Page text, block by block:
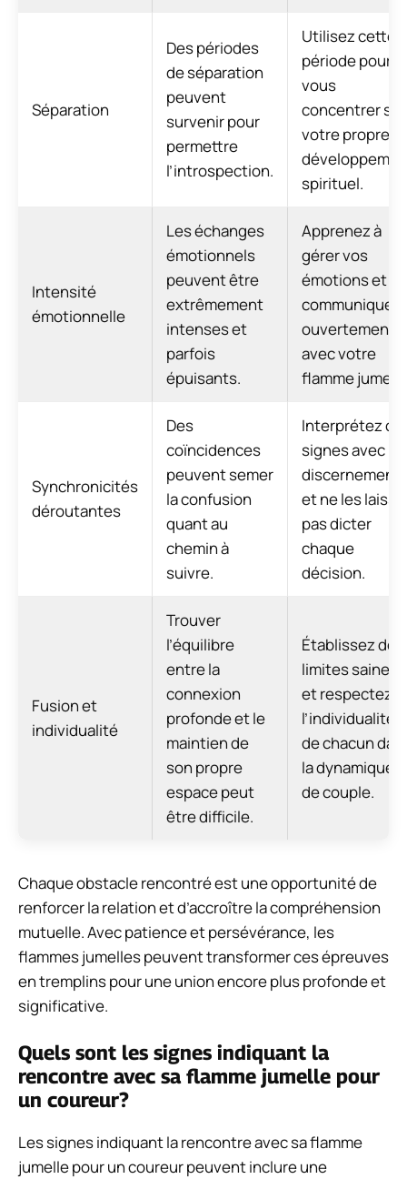
Séparation
Des périodes
de séparation
peuvent
survenir pour
permettre
l’introspection.
Utilisez cette
période pour
vous
concentrer sur
votre propre
spirituel.
Intensité
émotionnelle
Les échanges
émotionnels
peuvent être
extrêmement
intenses et
parfois
épuisants.
Apprenez à
gérer vos
émotions et
communiquez
ouvertement
avec votre
flamme
Synchronicités
déroutantes
Des
coïncidences
peuvent semer
la confusion
quant au
chemin à
suivre.
Interprétez
signes avec
discernement
et ne les
pas dicter
chaque
décision.
Fusion et
individualité
Trouver
l’équilibre
entre la
connexion
profonde et le
maintien de
son propre
espace peut
être difficile.
Établissez des
limites saines
et respectez
l’individualité
de chacun
la dynamique
de couple.
Chaque obstacle rencontré est une opportunité de
renforcer la relation et d’accroître la compréhension
mutuelle. Avec patience et persévérance, les
flammes jumelles peuvent transformer ces épreuves
en tremplins pour une union encore plus profonde et
significative.
Quels sont les signes indiquant la
rencontre avec sa flamme jumelle pour
un coureur?
Les signes indiquant la rencontre avec sa flamme
jumelle pour un coureur peuvent inclure une